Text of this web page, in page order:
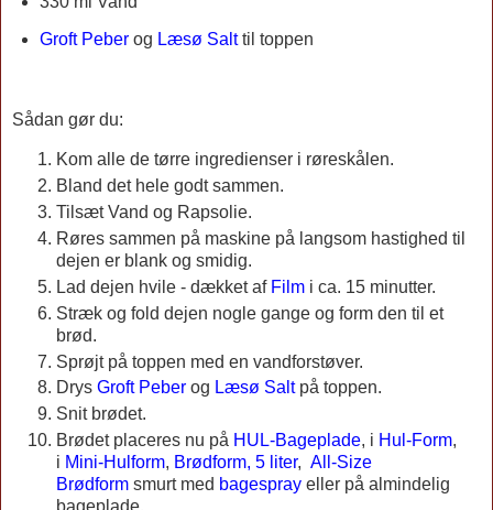
Groft Peberog Læsø Salttil toppen
Sådan gør du:
Kom alle de tørre ingredienser i røreskålen.
Bland det hele godt sammen.
Tilsæt Vand og Rapsolie.
Røres sammen på maskine på langsom hastighed til
dejen er blank og smidig.
Lad dejen hvile - dækket af Film i ca. 15 minutter.
Stræk og fold dejen nogle gange og form den til et
brød.
Sprøjt på toppen med en vandforstøver.
Drys Groft Peber og Læsø Saltpå toppen.
Snit brødet.
Brødet placeres nu på HUL-Bageplade, i Hul-Form,
i Mini-Hulform, Brødform, 5 liter, All-Size
Brødform smurt med bagespray eller på almindelig